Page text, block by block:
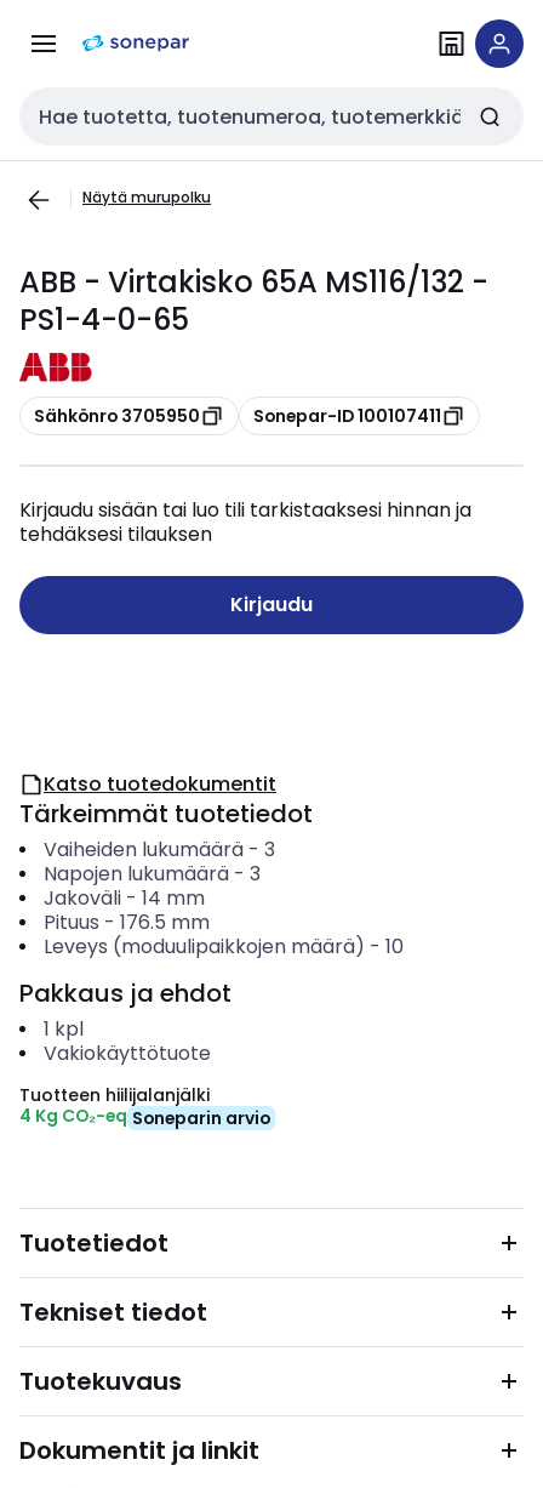
navigointiinsisältöön
Haku
Näytä murupolku
ABB - Virtakisko 65A MS116/132 -
PS1-4-0-65
Kopioi
Sähkönro 3705950 Kopioi
Sonepar-ID 100107411
Kirjaudu sisään tai luo tili tarkistaaksesi hinnan ja
tehdäksesi tilauksen
Kirjaudu
Katso tuotedokumentit
Tärkeimmät tuotetiedot
Vaiheiden lukumäärä- 3
Napojen lukumäärä- 3
Jakoväli- 14 mm
Pituus - 176.5 mm
Leveys (moduulipaikkojen määrä) - 10
Pakkaus ja ehdot
1 kpl
Vakiokäyttötuote
Tuotteen hiilijalanjälki
4 Kg CO₂-eq Soneparin arvio
Tuotetiedot
Tekniset tiedot
Tuotekuvaus
Dokumentit ja linkit